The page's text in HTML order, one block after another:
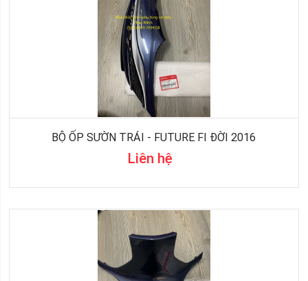
BỘ ỐP SƯỜN TRÁI - FUTURE FI ĐỜI 2016
Liên hệ